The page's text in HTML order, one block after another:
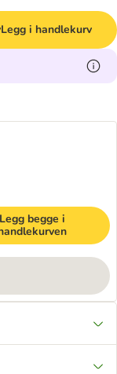
Legg i handlekurv
Legg begge i